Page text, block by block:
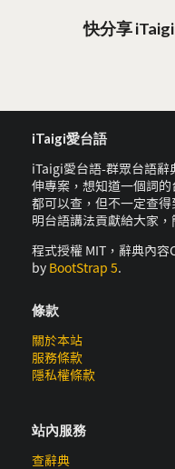
快分享
iTaigi愛台語
iTaigi愛台語-群眾台語辭
伸專案，想知道一個詞
都可以查，但不一定查
明台語講法貢獻給大家
程式授權 MIT，辭典內
by BootStrap 5.
條款
關於本站
服務條款
隱私權條款
站內服務
查辭典